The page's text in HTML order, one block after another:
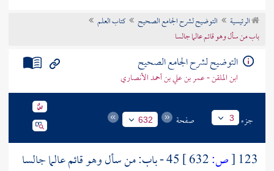
تراجم الأعلام
الرئيسية التوضيح لشرح الجامع الصحيح
كتاب العلم
باب من سأل وهو قائم عالما جالسا
التوضيح لشرح الجامع الصحيح
ابن الملقن - عمر بن علي بن أحمد الأنصاري
جزء 3 صفحة 632
123
[ص:
45 - باب: من سأل وهو قائم عالما جالسا